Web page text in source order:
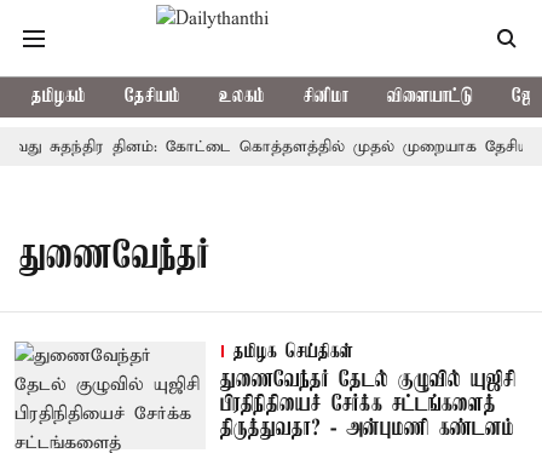
தமிழகம் தேசியம் உலகம் சினிமா விளையாட்டு
வது சுதந்திர தினம்: கோட்டை கொத்தளத்தில் முதல் முறையாக தேசிய
துணைவேந்தர்
தமிழக செய்திகள்
துணைவேந்தர் தேடல் குழுவில் யுஜிசி
பிரதிநிதியைச் சேர்க்க சட்டங்களைத்
திருத்துவதா? - அன்புமணி கண்டனம்